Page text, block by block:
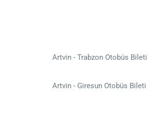
Artvin - Trabzon Otobüs Bileti
Artvin - Giresun Otobüs Bileti